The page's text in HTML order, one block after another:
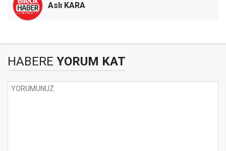
Aslı KARA
HABERE YORUM KAT